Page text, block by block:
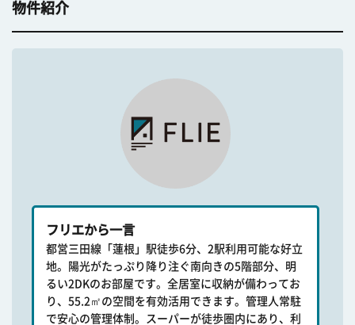
物件紹介
フリエから一言
都営三田線「蓮根」駅徒歩6分、2駅利用可能な好立
地。陽光がたっぷり降り注ぐ南向きの5階部分、明
るい2DKのお部屋です。全居室に収納が備わってお
り、55.2㎡の空間を有効活用できます。管理人常駐
で安心の管理体制。スーパーが徒歩圏内にあり、利